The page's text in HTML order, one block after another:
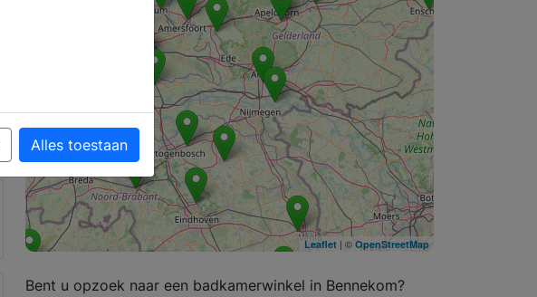
Leaflet| © OpenStreetMap
Bent u opzoek naar een badkamerwinkel in Bennekom?
Alles toestaan